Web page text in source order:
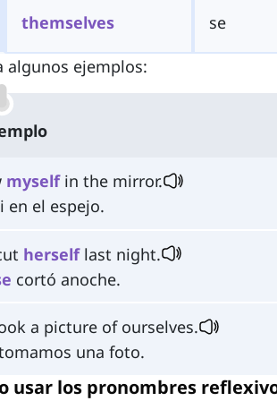
themselves se
algunos ejemplos:
myselfin the mirror.
en el espejo.
herselflast night.
cortó anoche.
a picture of ourselves.
una foto.
usar los pronombres